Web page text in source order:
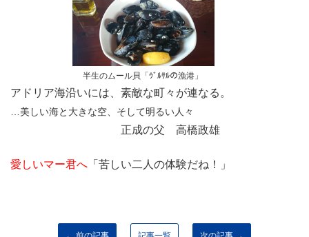
半生のムール貝「ｳﾞﾙｻﾙの漁港」
アドリア海沿いには、素敵な町々が連なる。
…美しい海と大きな空、そして明るい人々
正成の父 高橋政雄
愛しいマー君へ 「苦しい二人の体験だね！」